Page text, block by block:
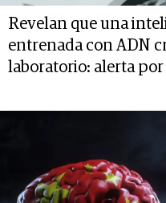
Revelan que una
entrenada con ADN
laboratorio: alerta